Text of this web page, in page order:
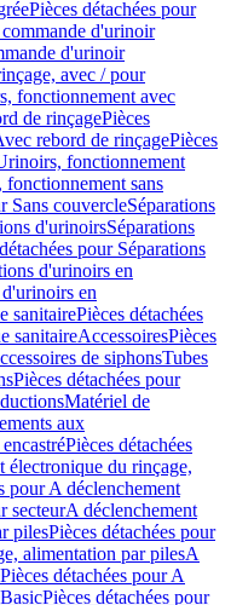
Pièces détachées pour
d'urinoir
d'urinoir
avec / pour
fonctionnement avec
de rinçagePièces
rebord de rinçagePièces
fonctionnement
fonctionnement sans
Sans couvercleSéparations
d'urinoirsSéparations
pour Séparations
d'urinoirs en
d'urinoirs en
sanitairePièces détachées
sanitaireAccessoiresPièces
de siphonsTubes
Pièces détachées pour
Matériel de
aux
Pièces détachées
électronique du rinçage,
pour A déclenchement
secteurA déclenchement
pilesPièces détachées pour
alimentation par pilesA
Pièces détachées pour A
BasicPièces détachées pour